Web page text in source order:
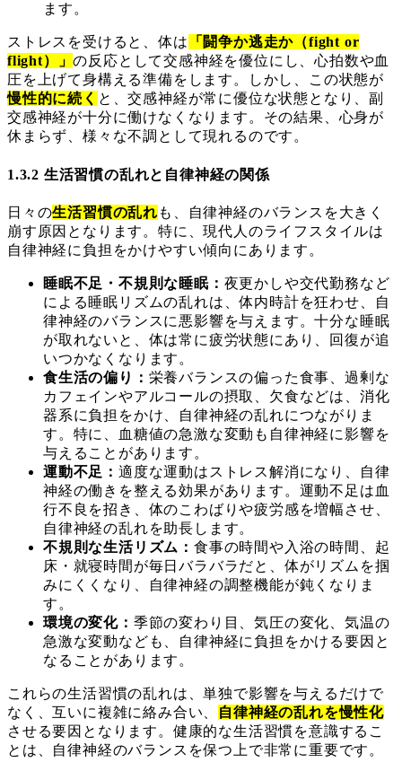
ます。
ストレスを受けると、体は 「闘争か逃走か（fight or
flight）」の反応として交感神経を優位にし、心拍数や血
圧を上げて身構える準備をします。しかし、この状態が
慢性的に続く と、交感神経が常に優位な状態となり、副
交感神経が十分に働けなくなります。その結果、心身が
休まらず、様々な不調として現れるのです。
1.3.2 生活習慣の乱れと自律神経の関係
日々の生活習慣の乱れ も、自律神経のバランスを大きく
崩す原因となります。特に、現代人のライフスタイルは
自律神経に負担をかけやすい傾向にあります。
睡眠不足・不規則な睡眠： 夜更かしや交代勤務など
による睡眠リズムの乱れは、体内時計を狂わせ、自
律神経のバランスに悪影響を与えます。十分な睡眠
が取れないと、体は常に疲労状態にあり、回復が追
いつかなくなります。
食生活の偏り： 栄養バランスの偏った食事、過剰な
カフェインやアルコールの摂取、欠食などは、消化
器系に負担をかけ、自律神経の乱れにつながりま
す。特に、血糖値の急激な変動も自律神経に影響を
与えることがあります。
運動不足： 適度な運動はストレス解消になり、自律
神経の働きを整える効果があります。運動不足は血
行不良を招き、体のこわばりや疲労感を増幅させ、
自律神経の乱れを助長します。
不規則な生活リズム： 食事の時間や入浴の時間、起
床・就寝時間が毎日バラバラだと、体がリズムを掴
みにくくなり、自律神経の調整機能が鈍くなりま
す。
環境の変化： 季節の変わり目、気圧の変化、気温の
急激な変動なども、自律神経に負担をかける要因と
なることがあります。
これらの生活習慣の乱れは、単独で影響を与えるだけで
なく、互いに複雑に絡み合い、
自律神経の乱れを慢性化
させる要因となります。健康的な生活習慣を意識するこ
とは、自律神経のバランスを保つ上で非常に重要です。